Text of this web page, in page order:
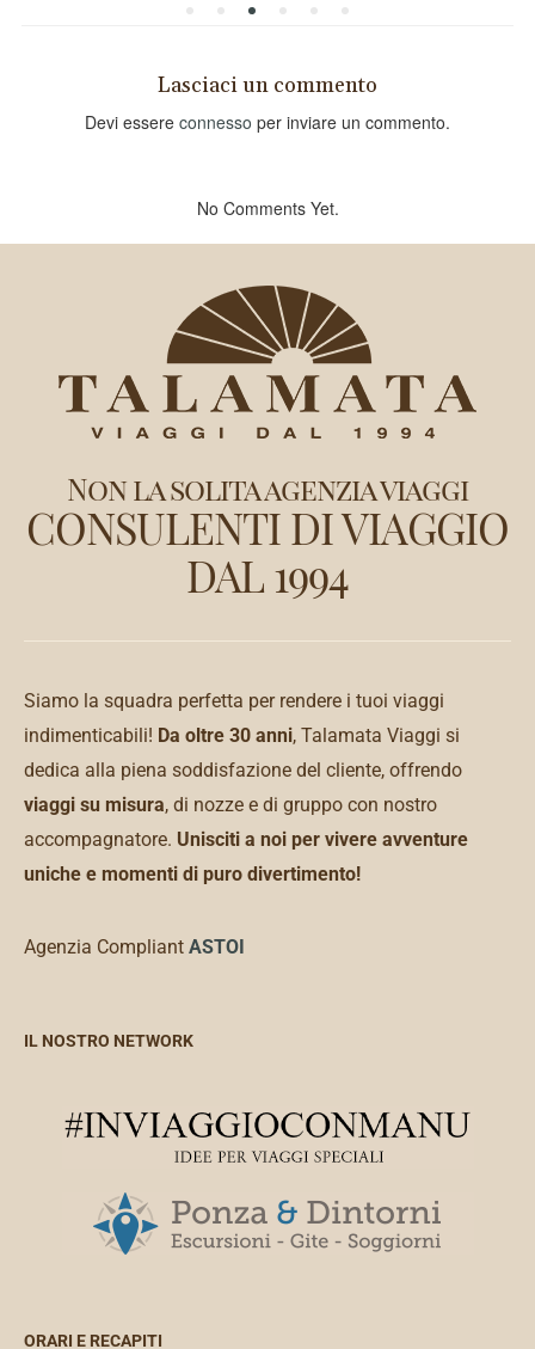
Lasciaci un commento
Devi essere connesso per inviare un commento.
No Comments Yet.
Non la solita agenzia viaggi
CONSULENTI DI VIAGGIO
DAL 1994
Siamo la squadra perfetta per rendere i tuoi viaggi
indimenticabili! Da oltre 30 anni, Talamata Viaggi si
dedica alla piena soddisfazione del cliente, offrendo
viaggi su misura, di nozze e di gruppo con nostro
accompagnatore. Unisciti a noi per vivere avventure
uniche e momenti di puro divertimento!
Agenzia Compliant ASTOI
IL NOSTRO NETWORK
ORARI E RECAPITI